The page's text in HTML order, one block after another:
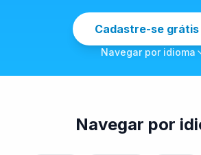
Cadastre-se grátis
Navegar por idioma
Navegar por